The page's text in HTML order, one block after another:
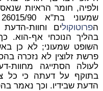
ולפיה, חומר הראיות
הפרוטוקולים וחוות-
בהליך הנוכחי אף-הוא.
השופט שמעוני; לא כן
פרשת זלוצין לא נזכרה
לעולה הסתייגה מחוות-
בתוקף על דעתה כי כל
הדעת שבידיו. וכך נאמר